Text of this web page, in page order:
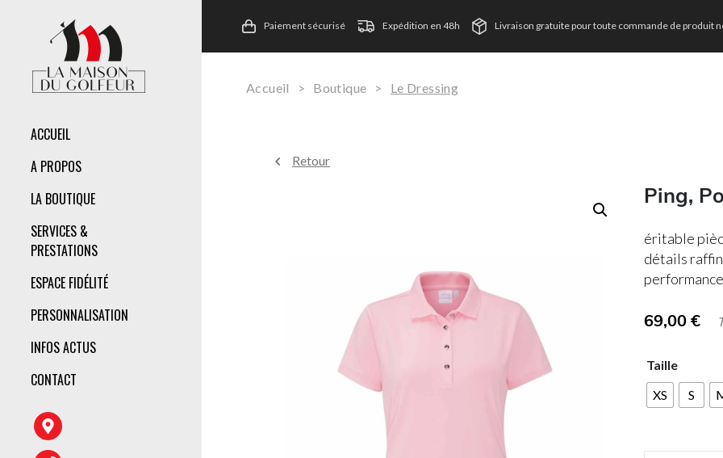
ACCUEIL
A PROPOS
LA BOUTIQUE
SERVICES &
PRESTATIONS
ESPACE FIDÉLITÉ
PERSONNALISATION
INFOS ACTUS
CONTACT
Paiement sécurisé Expédition en 48h Livraison gratuite pour toute commande de produit
Accueil > Boutique > Le Dressing
Retour
Ping,
éritable
détails
69,00€
Taille
XS
S